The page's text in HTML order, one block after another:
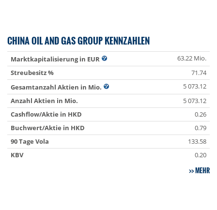
CHINA OIL AND GAS GROUP KENNZAHLEN
Marktkapitalisierung in EUR
63.22 Mio.
Streubesitz %
71.74
Gesamtanzahl Aktien in Mio.
5 073.12
Anzahl Aktien in Mio.
5 073.12
Cashflow/Aktie in HKD
0.26
Buchwert/Aktie in HKD
0.79
90 Tage Vola
133.58
KBV
0.20
MEHR